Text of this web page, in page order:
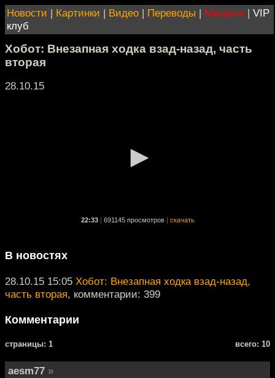
Новости | Картинки | Видео | Переводы | Магазин | VIP
клуб
Хобот: Внезапная ходка взад-назад, часть
вторая
28.10.15
22:33 691145 просмотров скачать
В новостях
28.10.15 15:05 Хобот: Внезапная ходка взад-назад,
часть вторая, комментарии: 399
Комментарии
cтраницы: 1 всего: 10
aesm77 »